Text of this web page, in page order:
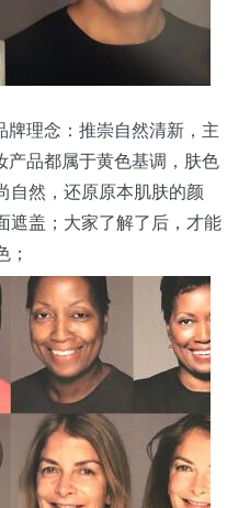
牌理念：推崇自然清新，主
产品都属于黄色基调，肤色
自然，还原原本肌肤的颜
遮盖；大家了解了后，才能
；